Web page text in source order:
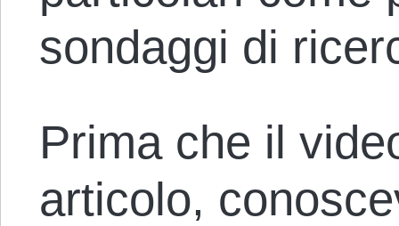
sondaggi di
Prima che il
articolo,